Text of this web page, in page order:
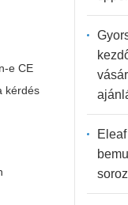
e CE
kérdés